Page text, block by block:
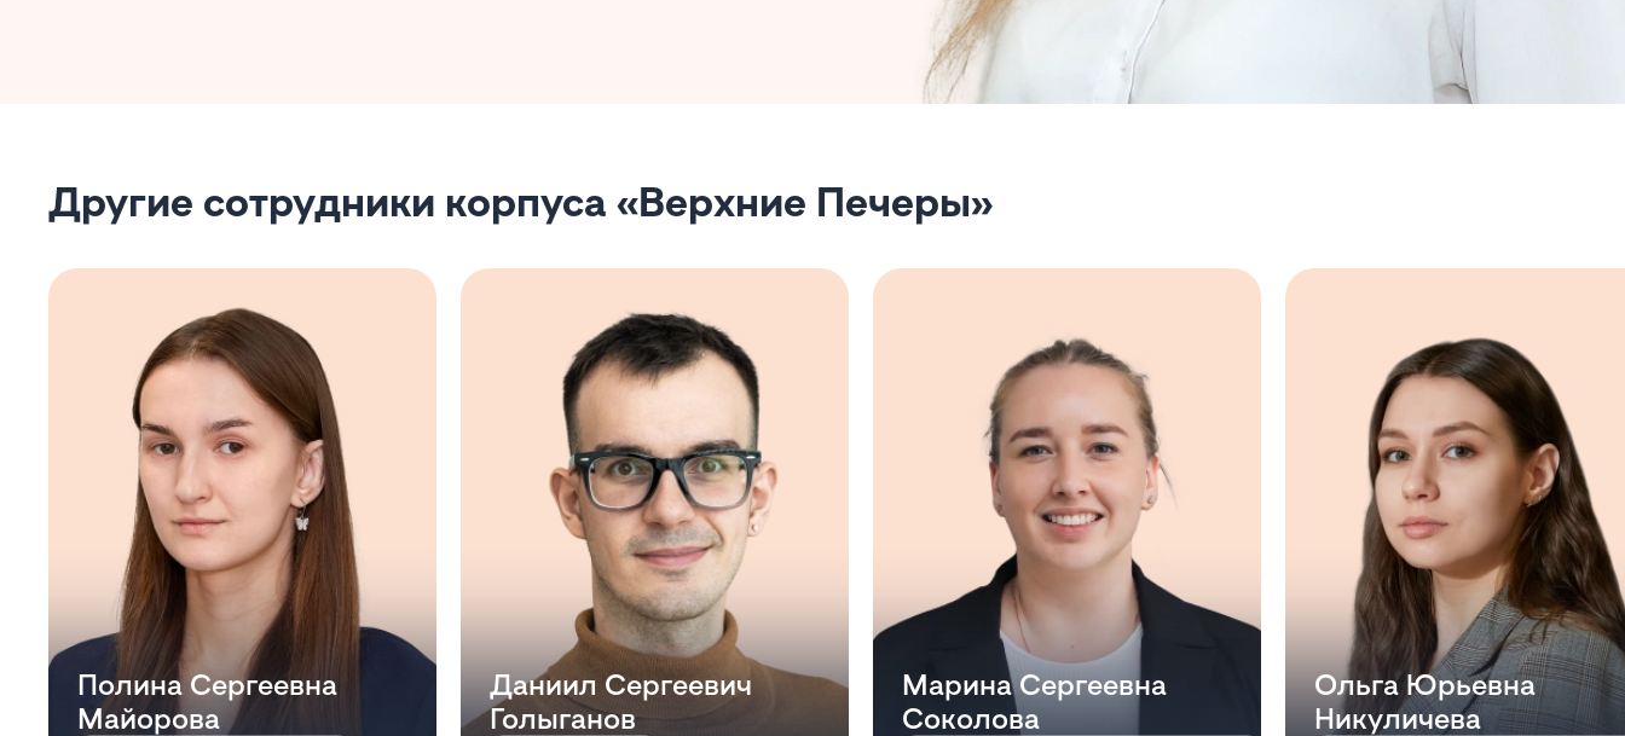
Другие сотрудники корпуса «Верхние Печеры»
Полина Сергеевна
Майорова
Даниил Сергеевич
Голыганов
Марина Сергеевна
Соколова
Ольга Юрьевна
Никуличева